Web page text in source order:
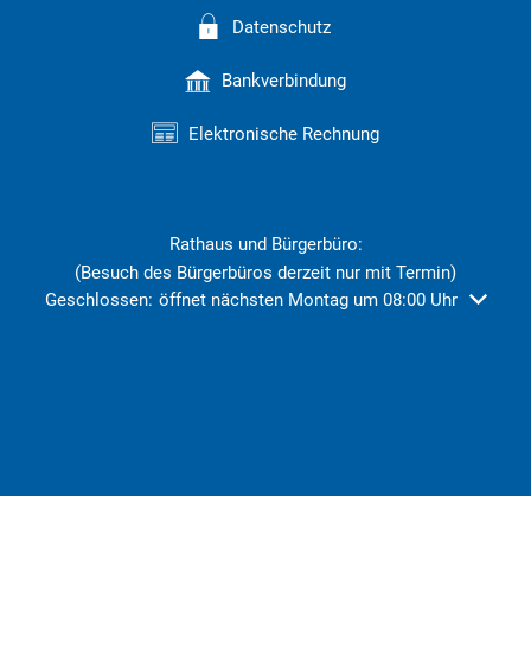
Datenschutz
Bankverbindung
Elektronische Rechnung
Rathaus und Bürgerbüro:
(Besuch des Bürgerbüros derzeit nur mit Termin)
Klicken, um weitere Öffnungs- oder Schließzeiten
Geschlossen: öffnet nächsten Montag um 08:00 Uhr